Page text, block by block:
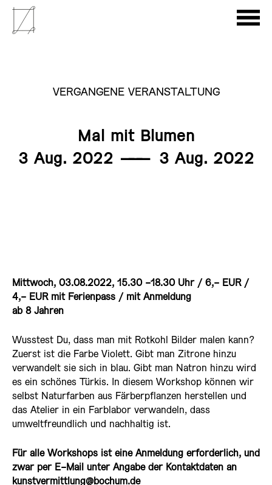
VERGANGENE VERANSTALTUNG
Mal mit Blumen
3 Aug. 2022 ——— 3 Aug. 2022
Mittwoch, 03.08.2022, 15.30 -18.30 Uhr / 6,- EUR /
4,- EUR mit Ferienpass / mit Anmeldung
ab 8 Jahren
Wusstest Du, dass man mit Rotkohl Bilder malen kann?
Zuerst ist die Farbe Violett. Gibt man Zitrone hinzu
verwandelt sie sich in blau. Gibt man Natron hinzu wird
es ein schönes Türkis. In diesem Workshop können wir
selbst Naturfarben aus Färberpflanzen herstellen und
das Atelier in ein Farblabor verwandeln, dass
umweltfreundlich und nachhaltig ist.
Für alle Workshops ist eine Anmeldung erforderlich, und
zwar per E-Mail unter Angabe der Kontaktdaten an
kunstvermittlung@bochum.de